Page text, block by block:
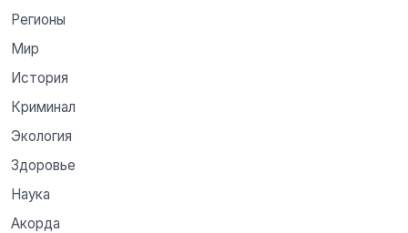
Регионы
Мир
История
Криминал
Экология
Здоровье
Наука
Акорда